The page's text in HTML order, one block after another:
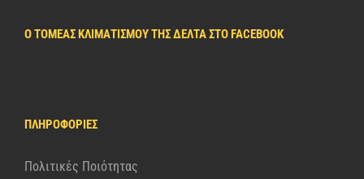
Ο ΤΟΜΈΑΣ ΚΛΙΜΑΤΙΣΜΟΎ ΤΗΣ ΔΈΛΤΑ ΣΤΟ FACEBOOK
ΠΛΗΡΟΦΟΡΊΕΣ
Πολιτικές Ποιότητας